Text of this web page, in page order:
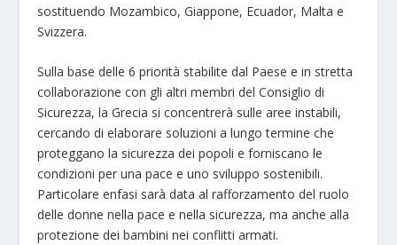
sostituendo Mozambico, Giappone, Ecuador, Malta e
Svizzera.
Sulla base delle 6 priorità stabilite dal Paese e in stretta
collaborazione con gli altri membri del Consiglio di
Sicurezza, la Grecia si concentrerà sulle aree instabili,
cercando di elaborare soluzioni a lungo termine che
proteggano la sicurezza dei popoli e forniscano le
condizioni per una pace e uno sviluppo sostenibili.
Particolare enfasi sarà data al rafforzamento del ruolo
delle donne nella pace e nella sicurezza, ma anche alla
protezione dei bambini nei conflitti armati.